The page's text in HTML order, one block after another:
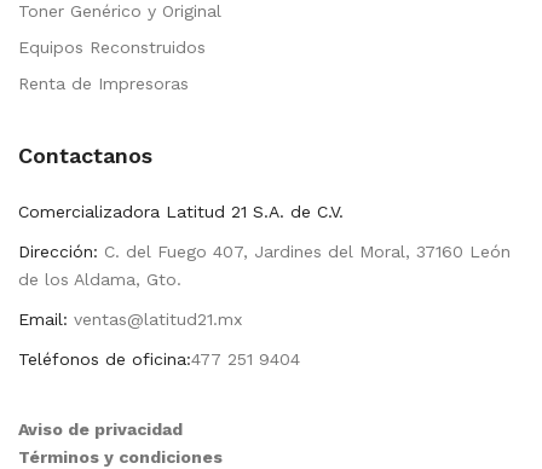
Toner Genérico y Original
Equipos Reconstruidos
Renta de Impresoras
Contactanos
Comercializadora Latitud 21 S.A. de C.V.
Dirección: C. del Fuego 407, Jardines del Moral, 37160 León
de los Aldama, Gto.
Email: ventas@latitud21.mx
Teléfonos de oficina:477 251 9404
Aviso de privacidad
Términos y condiciones